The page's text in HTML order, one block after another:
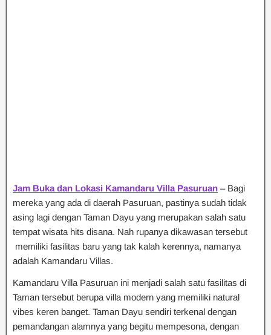
Jam Buka dan Lokasi Kamandaru Villa Pasuruan – Bagi
mereka yang ada di daerah Pasuruan, pastinya sudah tidak
asing lagi dengan Taman Dayu yang merupakan salah satu
tempat wisata hits disana. Nah rupanya dikawasan tersebut
memiliki fasilitas baru yang tak kalah kerennya, namanya
adalah Kamandaru Villas.
Kamandaru Villa Pasuruan ini menjadi salah satu fasilitas di
Taman tersebut berupa villa modern yang memiliki natural
vibes keren banget. Taman Dayu sendiri terkenal dengan
pemandangan alamnya yang begitu mempesona, dengan